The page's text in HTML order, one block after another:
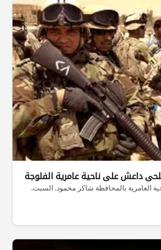
داعش على ناحية عامرية الفلوجة
العامرية بالمحافظة شاكر محمود. السبت.